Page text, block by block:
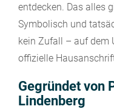
entdecken. Das alles
Symbolisch und
kein Zufall – auf dem
offizielle
Gegründet von
Lindenberg